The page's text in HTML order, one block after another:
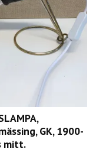
GK, 1900-
mitt.